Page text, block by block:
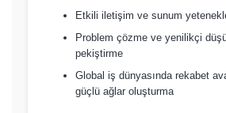
Etkili iletişim ve sunum
Problem çözme ve yenilikçi
pekiştirme
Global iş dünyasında rekabet
güçlü ağlar oluşturma